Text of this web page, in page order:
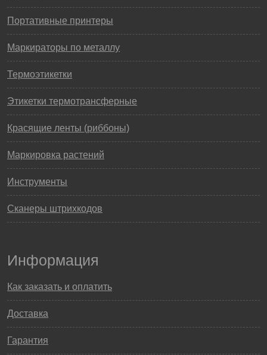
Портативные принтеры
Маркираторы по металлу
Термоэтикетки
Этикетки термотрансферные
Красящие ленты (риббоны)
Маркировка растений
Инструменты
Сканеры штрихкодов
Информация
Как заказать и оплатить
Доставка
Гарантия